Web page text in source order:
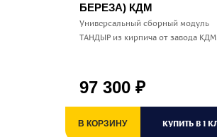
БЕРЕЗА) КДМ
Универсальный сборный модуль
ТАНДЫР из кирпича от завода КДМ
97 300 ₽
В КОРЗИНУ КУПИТЬ В 1